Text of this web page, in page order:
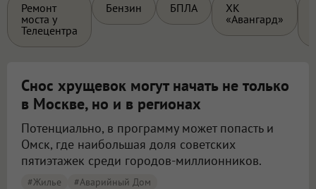
Ремонт
моста у
Телецентра
Бензин БПЛА
ХК
«Авангард»
Снос хрущевок могут начать не только
в Москве, но и в регионах
Потенциально, в программу может попасть и
Омск, где наибольшая доля советских
пятиэтажек среди городов-миллионников.
#жилье #аварийный Дом